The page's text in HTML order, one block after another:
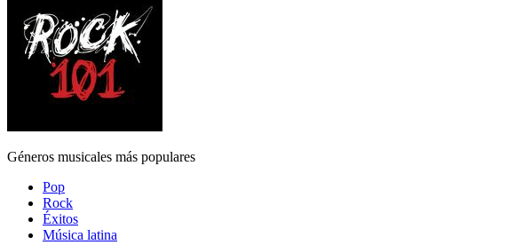
Géneros musicales más populares
Pop
Rock
Éxitos
Música latina